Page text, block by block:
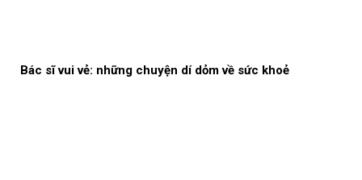
Bác sĩ vui vẻ: những chuyện dí dỏm về sức khoẻ